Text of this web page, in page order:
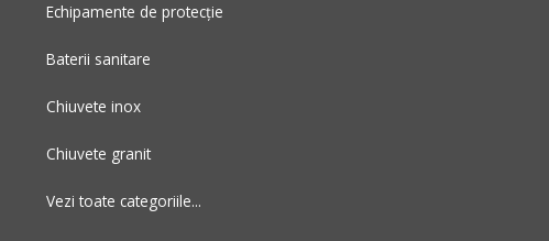
Echipamente de protecție
Baterii sanitare
Chiuvete inox
Chiuvete granit
Vezi toate categoriile...